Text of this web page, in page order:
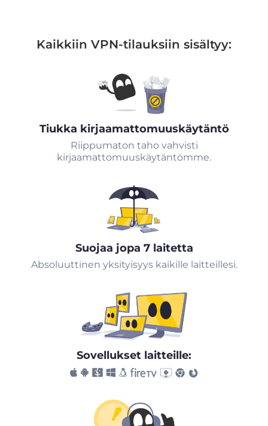
Kaikkiin VPN-tilauksiin sisältyy:
Tiukka kirjaamattomuuskäytäntö
Riippumaton taho vahvisti
kirjaamattomuuskäytäntömme.
Suojaa jopa 7 laitetta
Absoluuttinen yksityisyys kaikille laitteillesi.
Sovellukset laitteille: